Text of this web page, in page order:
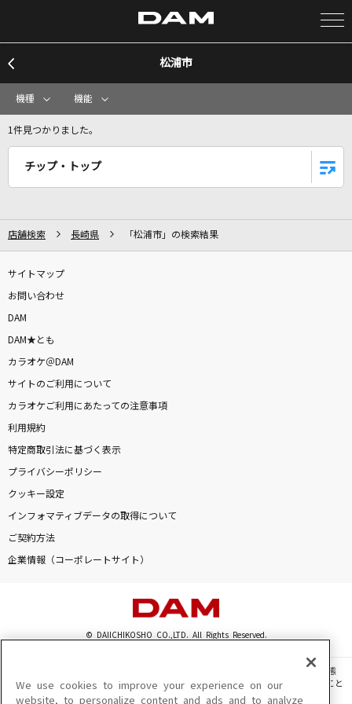
カラオケ検索
全国りれき
[生音]瞬き
back number
[生音]アイノカタチ feat.HIDE(GReeeeN)
Misia
命に嫌われている
水樹奈々
松浦市
機種 機能
1件見つかりました。
チップ・トップ
店舗検索 長崎県 「松浦市」の検索結果
サイトマップ
お問い合わせ
DAM
DAM★とも
カラオケ＠DAM
サイトのご利用について
カラオケご利用にあたっての注意事項
利用規約
特定商取引法に基づく表示
プライバシーポリシー
クッキー設定
インフォマティブデータの取得について
ご契約方法
企業情報（コーポレートサイト）
© DAIICHIKOSHO CO.,LTD. All Rights Reserved.
このサイトに掲載されている一切の文章・画像・写真・動画・音声等を、手段や形態
を問わず、著作権法の定める範囲を超えて無断で複製、転載、ファイル化などすること
を禁じます。
We use cookies to improve your experience on our
website, to personalize content and ads and to analyze